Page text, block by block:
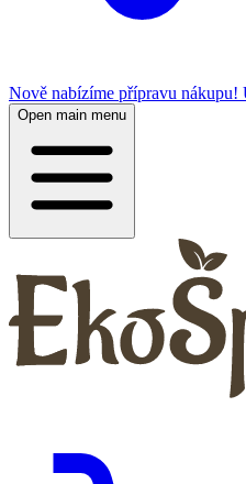
Nově nabízíme přípravu nákupu!
Open main menu